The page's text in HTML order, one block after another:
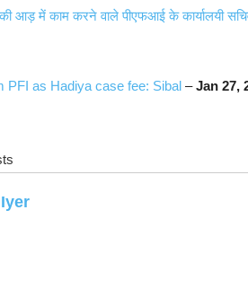
की आड़ में काम करने वाले पीएफआई के कार्यालयी
PFI as Hadiya case fee: Sibal –Jan 27,